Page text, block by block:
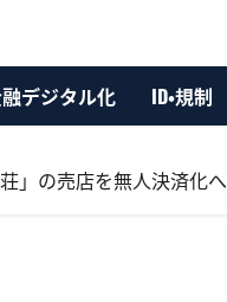
融デジタル化 ID・規制
」の売店を無人決済化へ